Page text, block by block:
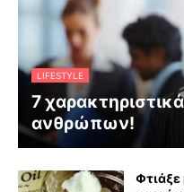
LIFESTYLE
7
ανθρώπων!
Φτιάξε